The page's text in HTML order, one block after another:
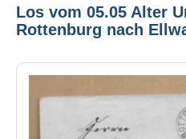
Los vom 05.05 Alter
Rottenburg nach